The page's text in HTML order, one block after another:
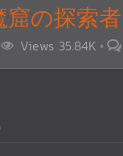
の探索
Views 35.84K